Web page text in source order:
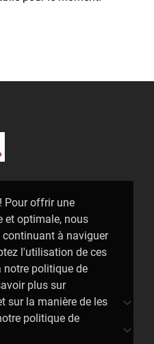
Pour offrir une
et optimale, nous
à naviguer
l'utilisation de ces
politique de
plus sur
sur la manière de les
politique de

